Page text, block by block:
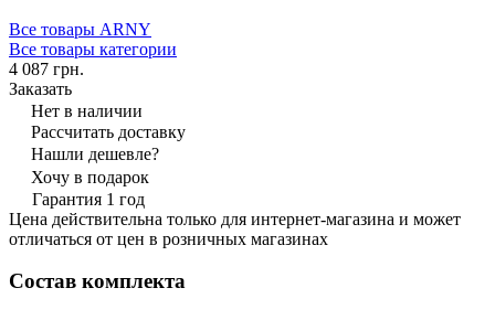
Все товары ARNY
Все товары категории
4 087 грн.
Заказать
Нет в наличии
Рассчитать доставку
Нашли дешевле?
Хочу в подарок
Гарантия 1 год
Цена действительна только для интернет-магазина и может
отличаться от цен в розничных магазинах
Состав комплекта